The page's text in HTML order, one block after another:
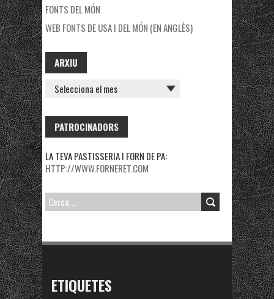
FONTS DEL MÓN
WEB FONTS DE USA I DEL MÓN (EN ANGLÈS)
ARXIU
ARXIU
PATROCINADORS
LA TEVA PASTISSERIA I FORN DE PA:
HTTP://WWW.FORNERET.COM
CERCA:
ETIQUETES